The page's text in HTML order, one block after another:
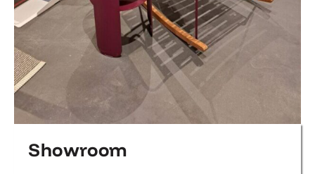
Showroom